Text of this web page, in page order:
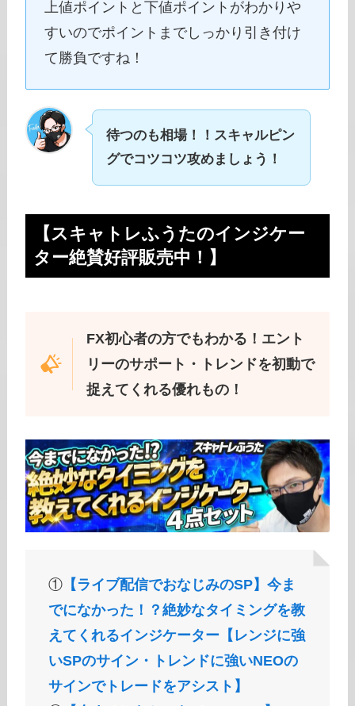
上値ポイントと下値ポイントがわかりや
すいのでポイントまでしっかり引き付け
て勝負ですね！
待つのも相場！！スキャルピン
グでコツコツ攻めましょう！
【スキャトレふうたのインジケー
ター絶賛好評販売中！】
FX初心者の方でもわかる！エント
リーのサポート・トレンドを初動で
捉えてくれる優れもの！
① 【ライブ配信でおなじみのSP】今ま
でになかった！？絶妙なタイミングを教
えてくれるインジケーター【レンジに強
いSPのサイン・トレンドに強いNEOの
サインでトレードをアシスト】